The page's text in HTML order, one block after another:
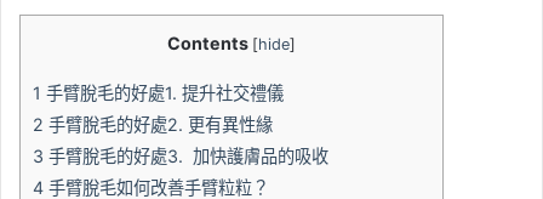
Contents [hide]
1 手臂脫毛的好處1. 提升社交禮儀
2 手臂脫毛的好處2. 更有異性緣
3 手臂脫毛的好處3. 加快護膚品的吸收
4 手臂脫毛如何改善手臂粒粒？